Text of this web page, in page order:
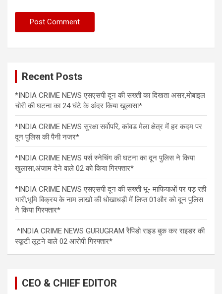
Recent Posts
*INDIA CRIME NEWS एसएसपी दून की सख्ती का दिखता असर,मोबाइल
चोरी की घटना का 24 घंटे के अंदर किया खुलासा*
*INDIA CRIME NEWS सुरक्षा सर्वोपरि, कांवड मेला क्षेत्र में हर कदम पर
दून पुलिस की पैनी नजर*
*INDIA CRIME NEWS पर्स स्नेचिंग की घटना का दून पुलिस ने किया
खुलासा,अंजाम देने वाले 02 को किया गिरफ्तार*
*INDIA CRIME NEWS एसएसपी दून की सख्ती भू- माफियाओं पर पड़ रही
भारी,भूमि विक्रय के नाम लाखो की धोखाधड़ी में लिप्त 01और को दून पुलिस
ने किया गिरफ्तार*
*INDIA CRIME NEWS GURUGRAM रैपिडो राइड बुक कर राइडर की
स्कूटी लूटने वाले 02 आरोपी गिरफ्तार*
CEO & CHIEF EDITOR